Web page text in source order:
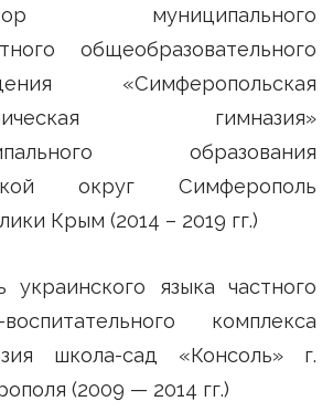
муниципального
общеобразовательного
«Симферопольская
гимназия»
образования
округ Симферополь
Крым (2014 – 2019 гг.)
украинского языка частного
воспитательного комплекса
школа-сад «Консоль» г.
(2009 — 2014 гг.)